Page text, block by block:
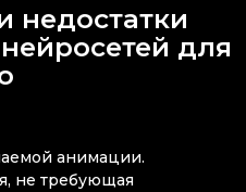
недостатки
для
анимации.
не требующая